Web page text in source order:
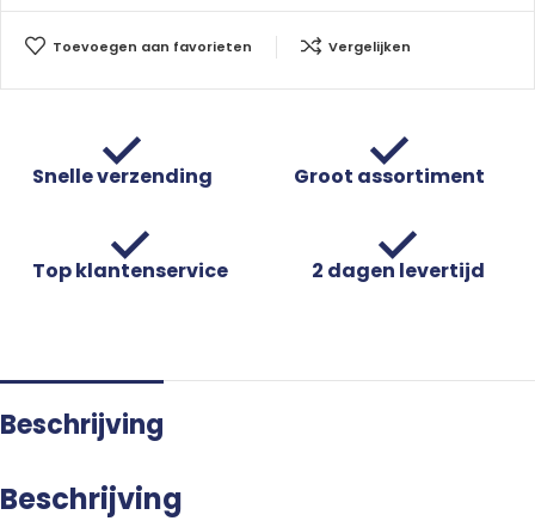
Toevoegen aan favorieten Vergelijken
Snelle verzending Groot assortiment
Top klantenservice 2 dagen levertijd
Beschrijving
Beschrijving